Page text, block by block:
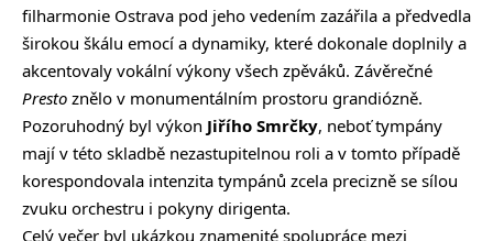
filharmonie Ostrava pod jeho vedením zazářila a předvedla
širokou škálu emocí a dynamiky, které dokonale doplnily a
akcentovaly vokální výkony všech zpěváků. Závěrečné
Presto znělo v monumentálním prostoru grandiózně.
Pozoruhodný byl výkon Jiřího Smrčky, neboť tympány
mají v této skladbě nezastupitelnou roli a v tomto případě
korespondovala intenzita tympánů zcela precizně se sílou
zvuku orchestru i pokyny dirigenta.
Celý večer byl ukázkou znamenité spolupráce mezi